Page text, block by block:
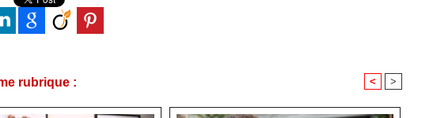
rubrique : < >